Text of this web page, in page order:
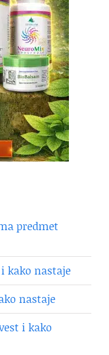
predmet
kako nastaje
nastaje
i kako